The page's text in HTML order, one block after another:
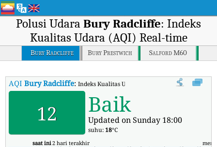
Polusi Udara Bury Radcliffe: Indeks
Kualitas Udara (AQI) Real-time
Bury Radcliffe Bury Prestwich Salford M60
AQIBury Radcliffe:Indeks Kualitas Udara (AQI) Real-time Bury
12 Baik
Updated on Sunday 18:00
suhu: 18°C
saat ini2 hari terakhir